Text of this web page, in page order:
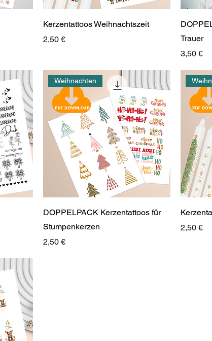
Kerzentattoos Weihnachtszeit
Preis
2,50 €
Trauer
Preis
3,50 €
Weihnachten
DOPPELPACK Kerzentattoos für
Stumpenkerzen
Preis
2,50 €
Preis
2,50 €